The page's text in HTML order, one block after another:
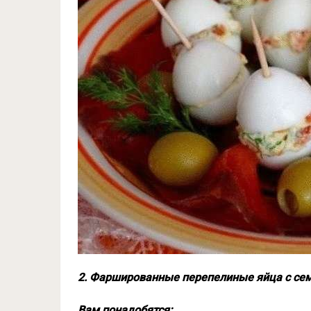
2. Фаршированные перепелиные яйца с